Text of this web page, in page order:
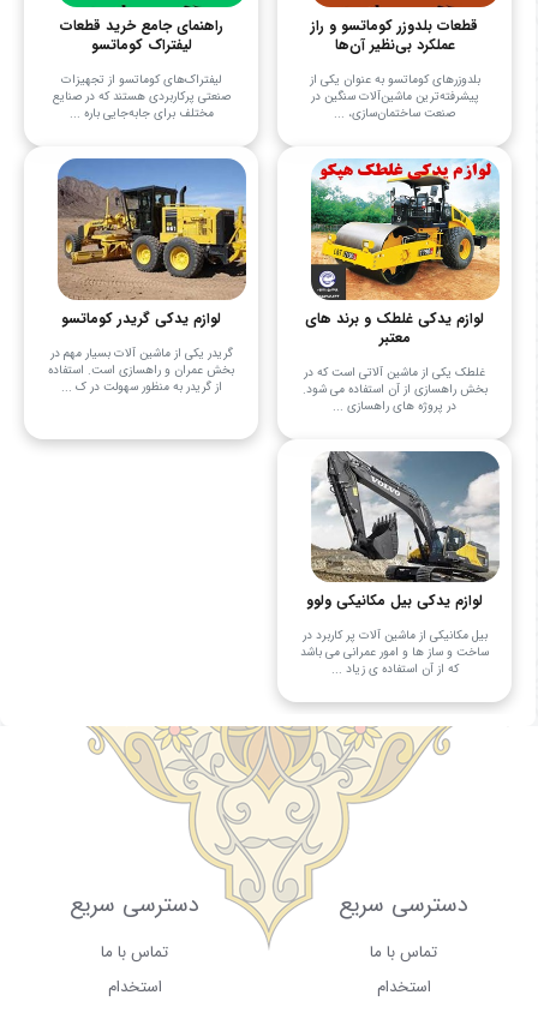
قطعات بلدوزر کوماتسو و راز
عملکرد بی‌نظیر آن‌ها
بلدوزرهای کوماتسو به عنوان یکی از
پیشرفته‌ترین ماشین‌آلات سنگین در
صنعت ساختمان‌سازی، ...
راهنمای جامع خرید قطعات
لیفتراک کوماتسو
لیفتراک‌های کوماتسو از تجهیزات
صنعتی پرکاربردی هستند که در صنایع
مختلف برای جابه‌جایی باره ...
لوازم یدکی غلطک و برند های
معتبر
غلطک یکی از ماشین آلاتی است که در
بخش راهسازی از آن استفاده می‌ شود.
در پروژه‌ های راهسازی ...
لوازم یدکی گریدر کوماتسو
گریدر یکی از ماشین آلات بسیار مهم در
بخش عمران و راهسازی است. استفاده
از گریدر به منظور سهولت در ک ...
لوازم یدکی بیل مکانیکی ولوو
بیل مکانیکی از ماشین آلات پر کاربرد در
ساخت و ساز ها و امور عمرانی می باشد
که از آن استفاده ی زیاد ...
دسترسی سریع
تماس با ما
استخدام
دسترسی سریع
تماس با ما
استخدام